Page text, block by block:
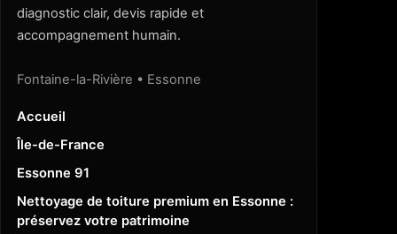
diagnostic clair, devis rapide et
accompagnement humain.
Fontaine-la-Rivière • Essonne
Accueil
Île-de-France
Essonne 91
Nettoyage de toiture premium en Essonne :
préservez votre patrimoine